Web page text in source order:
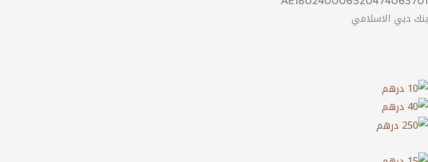
بنك دبي الاسلامي